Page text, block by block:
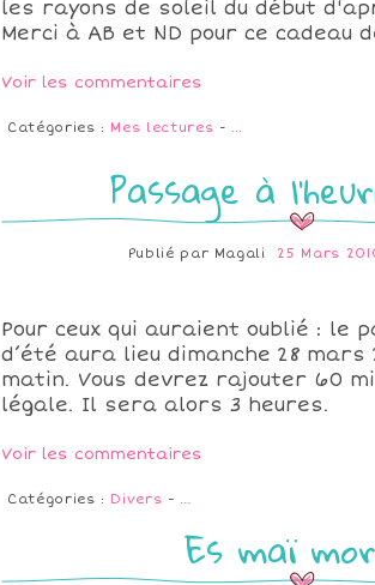
les rayons de soleil du début
Merci à AB et ND pour ce cadeau
Voir les commentaires
Catégories : Mes lectures - …
Passage à
Publié par Magali 25 Mars
Pour ceux qui auraient oublié : le
d’été aura lieu dimanche 28 mars
matin. Vous devrez rajouter 60
légale. Il sera alors 3 heures.
Voir les commentaires
Catégories : Divers - …
Es maï